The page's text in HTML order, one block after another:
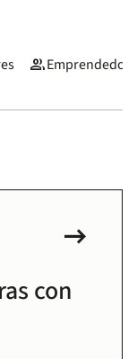
group
con
arrow_right_alt